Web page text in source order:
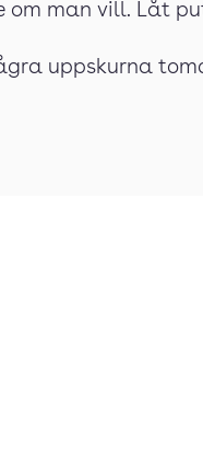
om man vill. Låt
uppskurna